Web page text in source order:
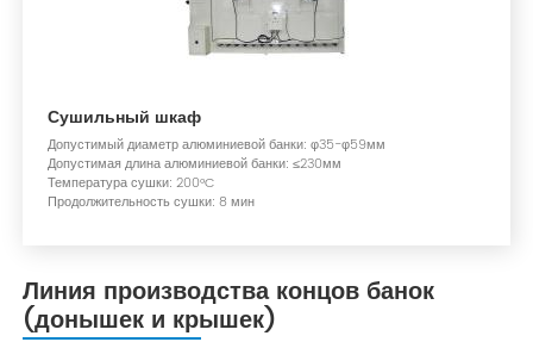
Сушильный шкаф
Допустимый диаметр алюминиевой банки: φ35-φ59мм
Допустимая длина алюминиевой банки: ≤230мм
Температура сушки: 200°C
Продолжительность сушки: 8 мин
Линия производства концов банок
(донышек и крышек)